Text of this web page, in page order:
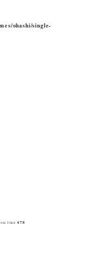
ohashi/single-
line 478